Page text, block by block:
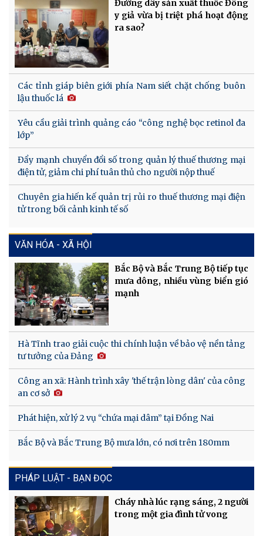
Đường dây sản xuất thuốc Đông
y giả vừa bị triệt phá hoạt động
ra sao?
Các tỉnh giáp biên giới phía Nam siết chặt chống buôn
lậu thuốc lá
Yêu cầu giải trình quảng cáo “công nghệ bọc retinol đa
lớp”
Đẩy mạnh chuyển đổi số trong quản lý thuế thương mại
điện tử, giảm chi phí tuân thủ cho người nộp thuế
Chuyên gia hiến kế quản trị rủi ro thuế thương mại điện
tử trong bối cảnh kinh tế số
VĂN HÓA - XÃ HỘI
Bắc Bộ và Bắc Trung Bộ tiếp tục
mưa dông, nhiều vùng biển gió
mạnh
Hà Tĩnh trao giải cuộc thi chính luận về bảo vệ nền tảng
tư tưởng của Đảng
Công an xã: Hành trình xây 'thế trận lòng dân' của công
an cơ sở
Phát hiện, xử lý 2 vụ “chứa mại dâm” tại Đồng Nai
Bắc Bộ và Bắc Trung Bộ mưa lớn, có nơi trên 180mm
PHÁP LUẬT - BẠN ĐỌC
Cháy nhà lúc rạng sáng, 2 người
trong một gia đình tử vong